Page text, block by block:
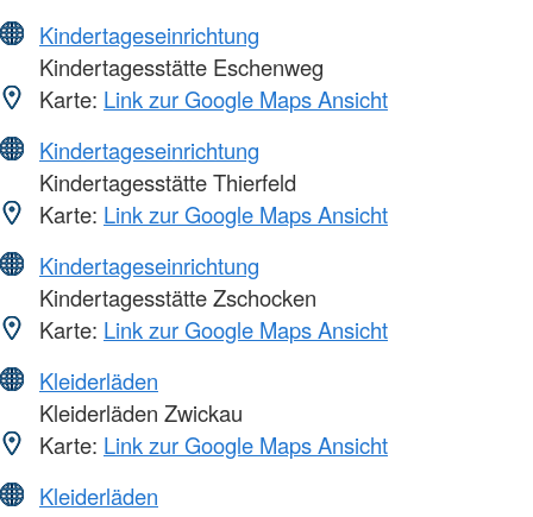
Kindertageseinrichtung
Kindertagesstätte Eschenweg
Karte: Link zur Google Maps Ansicht
Kindertageseinrichtung
Kindertagesstätte Thierfeld
Karte: Link zur Google Maps Ansicht
Kindertageseinrichtung
Kindertagesstätte Zschocken
Karte: Link zur Google Maps Ansicht
Kleiderläden
Kleiderläden Zwickau
Karte: Link zur Google Maps Ansicht
Kleiderläden